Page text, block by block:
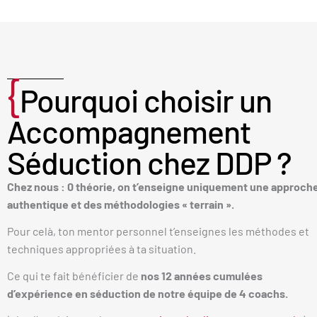
{Pourquoi choisir un
Accompagnement
Séduction chez DDP ?
Chez nous : 0 théorie, on t’enseigne uniquement une
authentique et des méthodologies « terrain ».
Pour celà, ton mentor personnel t’enseignes les méthodes et
techniques appropriées à ta situation.
Ce qui te fait bénéficier de nos 12 années cumulées
d’expérience en séduction de notre équipe de 4 coachs.